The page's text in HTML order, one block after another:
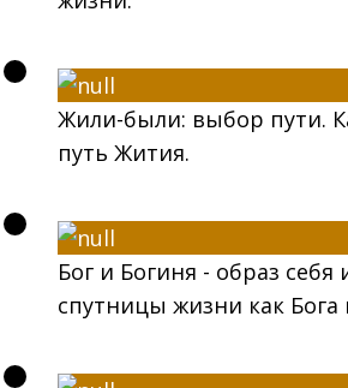
Жили-были: выбор пути.
путь Жития.
Бог и Богиня - образ себя
спутницы жизни как Бога